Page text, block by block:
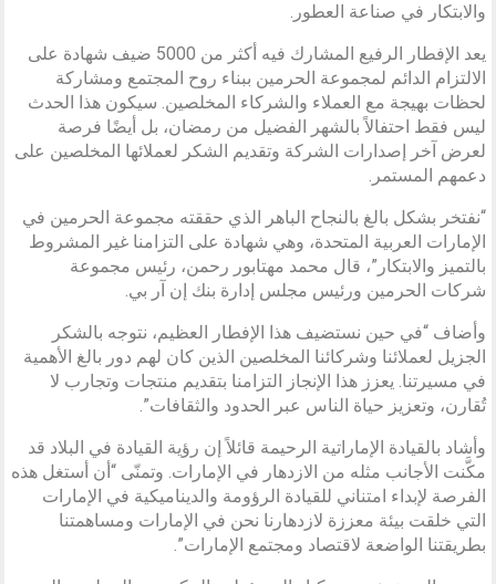
والابتكار في صناعة العطور.
يعد الإفطار الرفيع المشارك فيه أكثر من 5000 ضيف شهادة على
الالتزام الدائم لمجموعة الحرمين ببناء روح المجتمع ومشاركة
لحظات بهيجة مع العملاء والشركاء المخلصين. سيكون هذا الحدث
ليس فقط احتفالاً بالشهر الفضيل من رمضان، بل أيضًا فرصة
لعرض آخر إصدارات الشركة وتقديم الشكر لعملائها المخلصين على
دعمهم المستمر.
“نفتخر بشكل بالغ بالنجاح الباهر الذي حققته مجموعة الحرمين في
الإمارات العربية المتحدة، وهي شهادة على التزامنا غير المشروط
بالتميز والابتكار”، قال محمد مهتابور رحمن، رئيس مجموعة
شركات الحرمين ورئيس مجلس إدارة بنك إن آر بي.
وأضاف “في حين نستضيف هذا الإفطار العظيم، نتوجه بالشكر
الجزيل لعملائنا وشركائنا المخلصين الذين كان لهم دور بالغ الأهمية
في مسيرتنا. يعزز هذا الإنجاز التزامنا بتقديم منتجات وتجارب لا
تُقارن، وتعزيز حياة الناس عبر الحدود والثقافات”.
وأشاد بالقيادة الإماراتية الرحيمة قائلاً إن رؤية القيادة في البلاد قد
مكَّنت الأجانب مثله من الازدهار في الإمارات. وتمنّى “أن أستغل هذه
الفرصة لإبداء امتناني للقيادة الرؤومة والديناميكية في الإمارات
التي خلقت بيئة معززة لازدهارنا نحن في الإمارات ومساهمتنا
بطريقتنا الواضعة لاقتصاد ومجتمع الإمارات”.